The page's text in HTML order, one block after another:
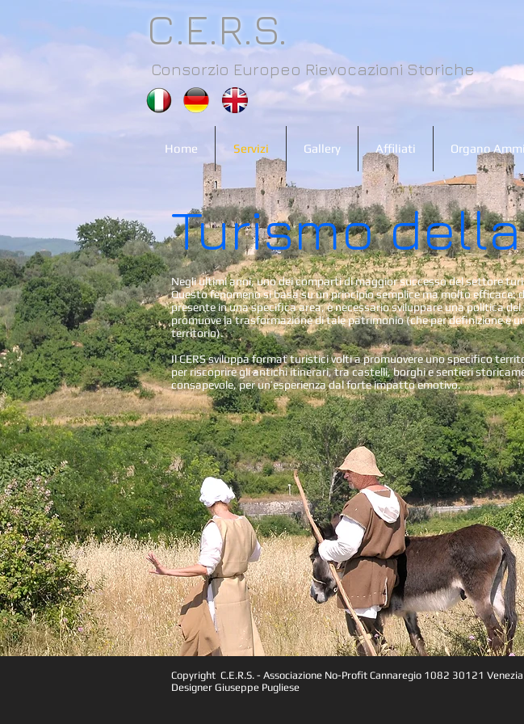
C.E.R.S.
Consorzio Europeo Rievocazioni Storiche
Home Servizi Gallery Affiliati Organo
Turismo
Negli ultimi anni, uno dei comparti di maggior successo del settore
Questo fenomeno si basa su un principio semplice ma molto
presente in una specifica area, è necessario sviluppare una politica
promuove la trasformazione di tale patrimonio (che per definizione è
territorio).
Il CERS sviluppa format turistici volti a promuovere uno specifico
per riscoprire gli antichi itinerari, tra castelli, borghi e sentieri
consapevole, per un’esperienza dal forte impatto emotivo.
Copyright C.E.R.S. - Associazione No-Profit Cannaregio 1082 30121
Designer Giuseppe Pugliese